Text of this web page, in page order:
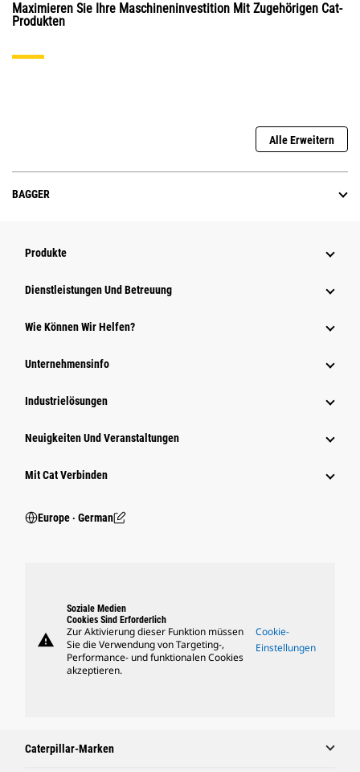
Maximieren Sie Ihre Maschineninvestition Mit Zugehörigen Cat-
Produkten
Alle Erweitern
BAGGER
Produkte
Dienstleistungen Und Betreuung
Wie Können Wir Helfen?
Unternehmensinfo
Industrielösungen
Neuigkeiten Und Veranstaltungen
Mit Cat Verbinden
Europe ‧ German
warning
Soziale Medien
Cookies Sind Erforderlich
Zur Aktivierung dieser Funktion müssen
Sie die Verwendung von Targeting-,
Performance- und funktionalen Cookies
akzeptieren.
Cookie-
Einstellungen
Caterpillar-Marken